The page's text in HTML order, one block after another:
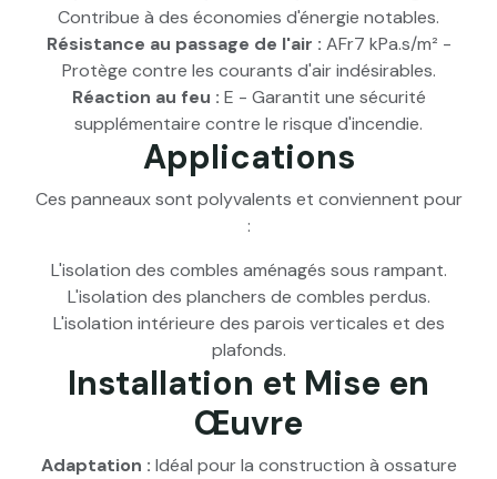
Contribue à des économies d'énergie notables.
Résistance au passage de l'air : AFr7 kPa.s/m² -
Protège contre les courants d'air indésirables.
Réaction au feu : E - Garantit une sécurité
supplémentaire contre le risque d'incendie.
Applications
Ces panneaux sont polyvalents et conviennent pour
:
L'isolation des combles aménagés sous rampant.
L'isolation des planchers de combles perdus.
L'isolation intérieure des parois verticales et des
plafonds.
Installation et Mise en
Œuvre
Adaptation : Idéal pour la construction à ossature